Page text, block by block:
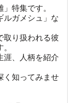
特集です。
ルガメシュ」な
取り扱われる彼
涯、人柄を紹介
く知ってみませ